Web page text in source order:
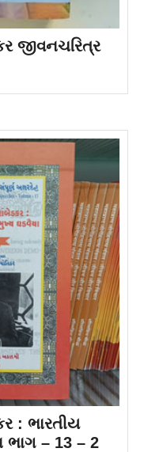
જીવનચરિત્ર
: ભારતીય
ભાગ – 13 – 2